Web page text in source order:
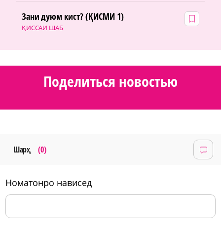
ҚИССАИ ШАБ
Зани дуюм кист? (ҚИСМИ 1)
Поделиться новостью
Шарҳ (0)
номатонро нависед